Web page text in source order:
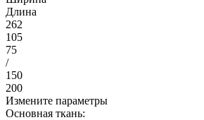
Длина
262
105
75
/
150
200
Измените параметры
Основная ткань: